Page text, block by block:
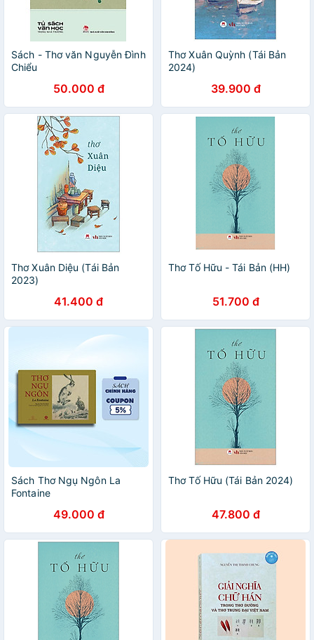
Sách - Thơ văn Nguyễn Đình
Chiểu
50.000 đ
Thơ Xuân Quỳnh (Tái Bản
2024)
39.900 đ
Thơ Xuân Diệu (Tái Bản
2023)
41.400 đ
Thơ Tố Hữu - Tái Bản (HH)
51.700 đ
Sách Thơ Ngụ Ngôn La
Fontaine
49.000 đ
Thơ Tố Hữu (Tái Bản 2024)
47.800 đ